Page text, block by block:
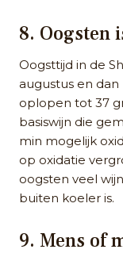
8. Oogsten
Oogsttijd in de
augustus en
oplopen tot 37
basiswijn die
min mogelijk
op oxidatie
oogsten veel
buiten koeler is.
9. Mens of